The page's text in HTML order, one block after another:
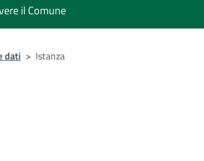
il Comune
dati > Istanza